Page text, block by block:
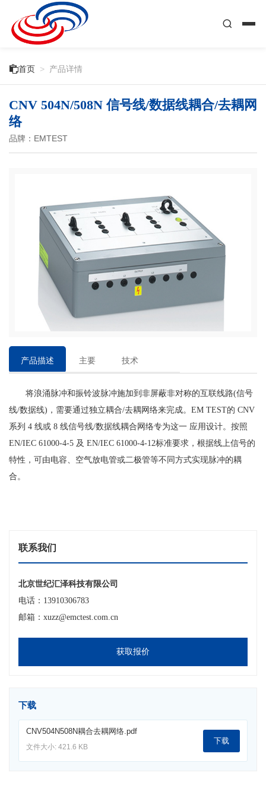
首页 > 产品详情
CNV 504N/508N 信号线/数据线耦合/去耦网
络
品牌：EMTEST
产品描述
主要
技术
将浪涌脉冲和振铃波脉冲施加到非屏蔽非对称的互联线路(信号
线/数据线)，需要通过独立耦合/去耦网络来完成。EM TEST的 CNV
系列 4 线或 8 线信号线/数据线耦合网络专为这一 应用设计。按照
EN/IEC 61000-4-5 及 EN/IEC 61000-4-12标准要求，根据线上信号的
特性，可由电容、空气放电管或二极管等不同方式实现脉冲的耦
合。
联系我们
北京世纪汇泽科技有限公司
电话：13910306783
邮箱：xuzz@emctest.com.cn
获取报价
下载
CNV504N508N耦合去耦网络.pdf
文件大小: 421.6 KB
下载